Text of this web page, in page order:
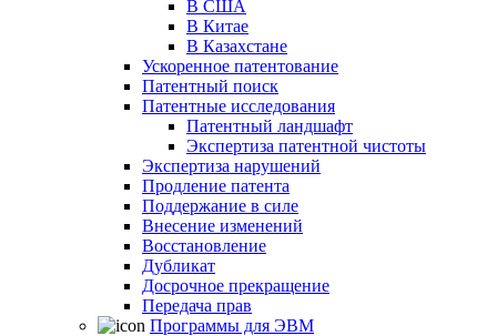
В США
В Китае
В Казахстане
Ускоренное патентование
Патентный поиск
Патентные исследования
Патентный ландшафт
Экспертиза патентной чистоты
Экспертиза нарушений
Продление патента
Поддержание в силе
Внесение изменений
Восстановление
Дубликат
Досрочное прекращение
Передача прав
Программы для ЭВМ